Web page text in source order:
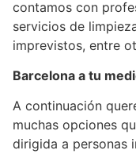
contamos con
servicios de
imprevistos, entre
Barcelona a tu
A continuación
muchas opciones
dirigida a personas